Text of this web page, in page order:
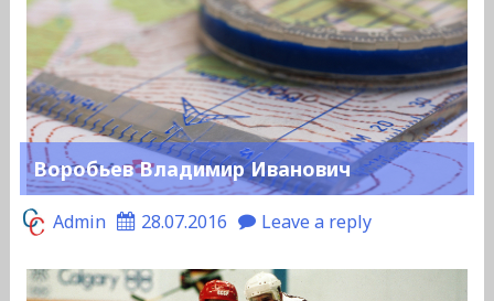
Воробьев Владимир Иванович
Admin 28.07.2016 Leave a reply